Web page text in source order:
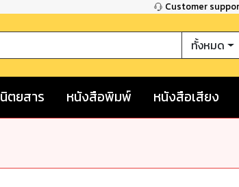
Customer
ทั้งหมด
นิตยสาร หนังสือพิมพ์ หนังสือเสียง